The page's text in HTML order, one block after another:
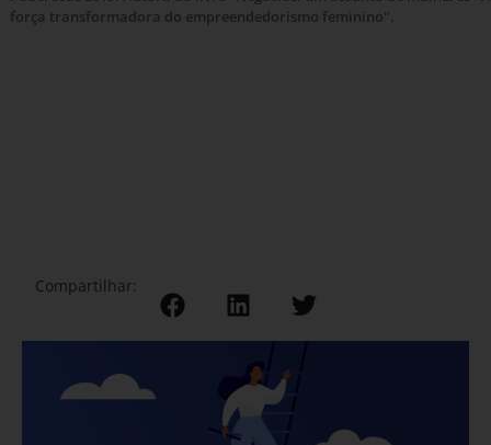
força transformadora do empreendedorismo feminino".
Compartilhar: